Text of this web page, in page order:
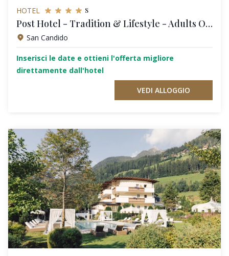
HOTEL s
Post Hotel - Tradition & Lifestyle - Adults Only
San Candido
Inserisci le date e ottieni l'offerta migliore
direttamente dall'hotel
VEDI ALLOGGIO